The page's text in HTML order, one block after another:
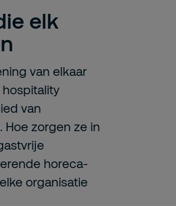
elk
van elkaar
hospitality
van
Hoe zorgen ze in
horeca-
organisatie